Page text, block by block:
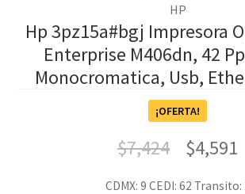
HP
Hp 3pz15a#bgj Impresora
Enterprise M406dn, 42
Monocromatica, Usb,
¡OFERTA!
$7,424 $4,591
CDMX: 9 CEDI: 62 Transito: